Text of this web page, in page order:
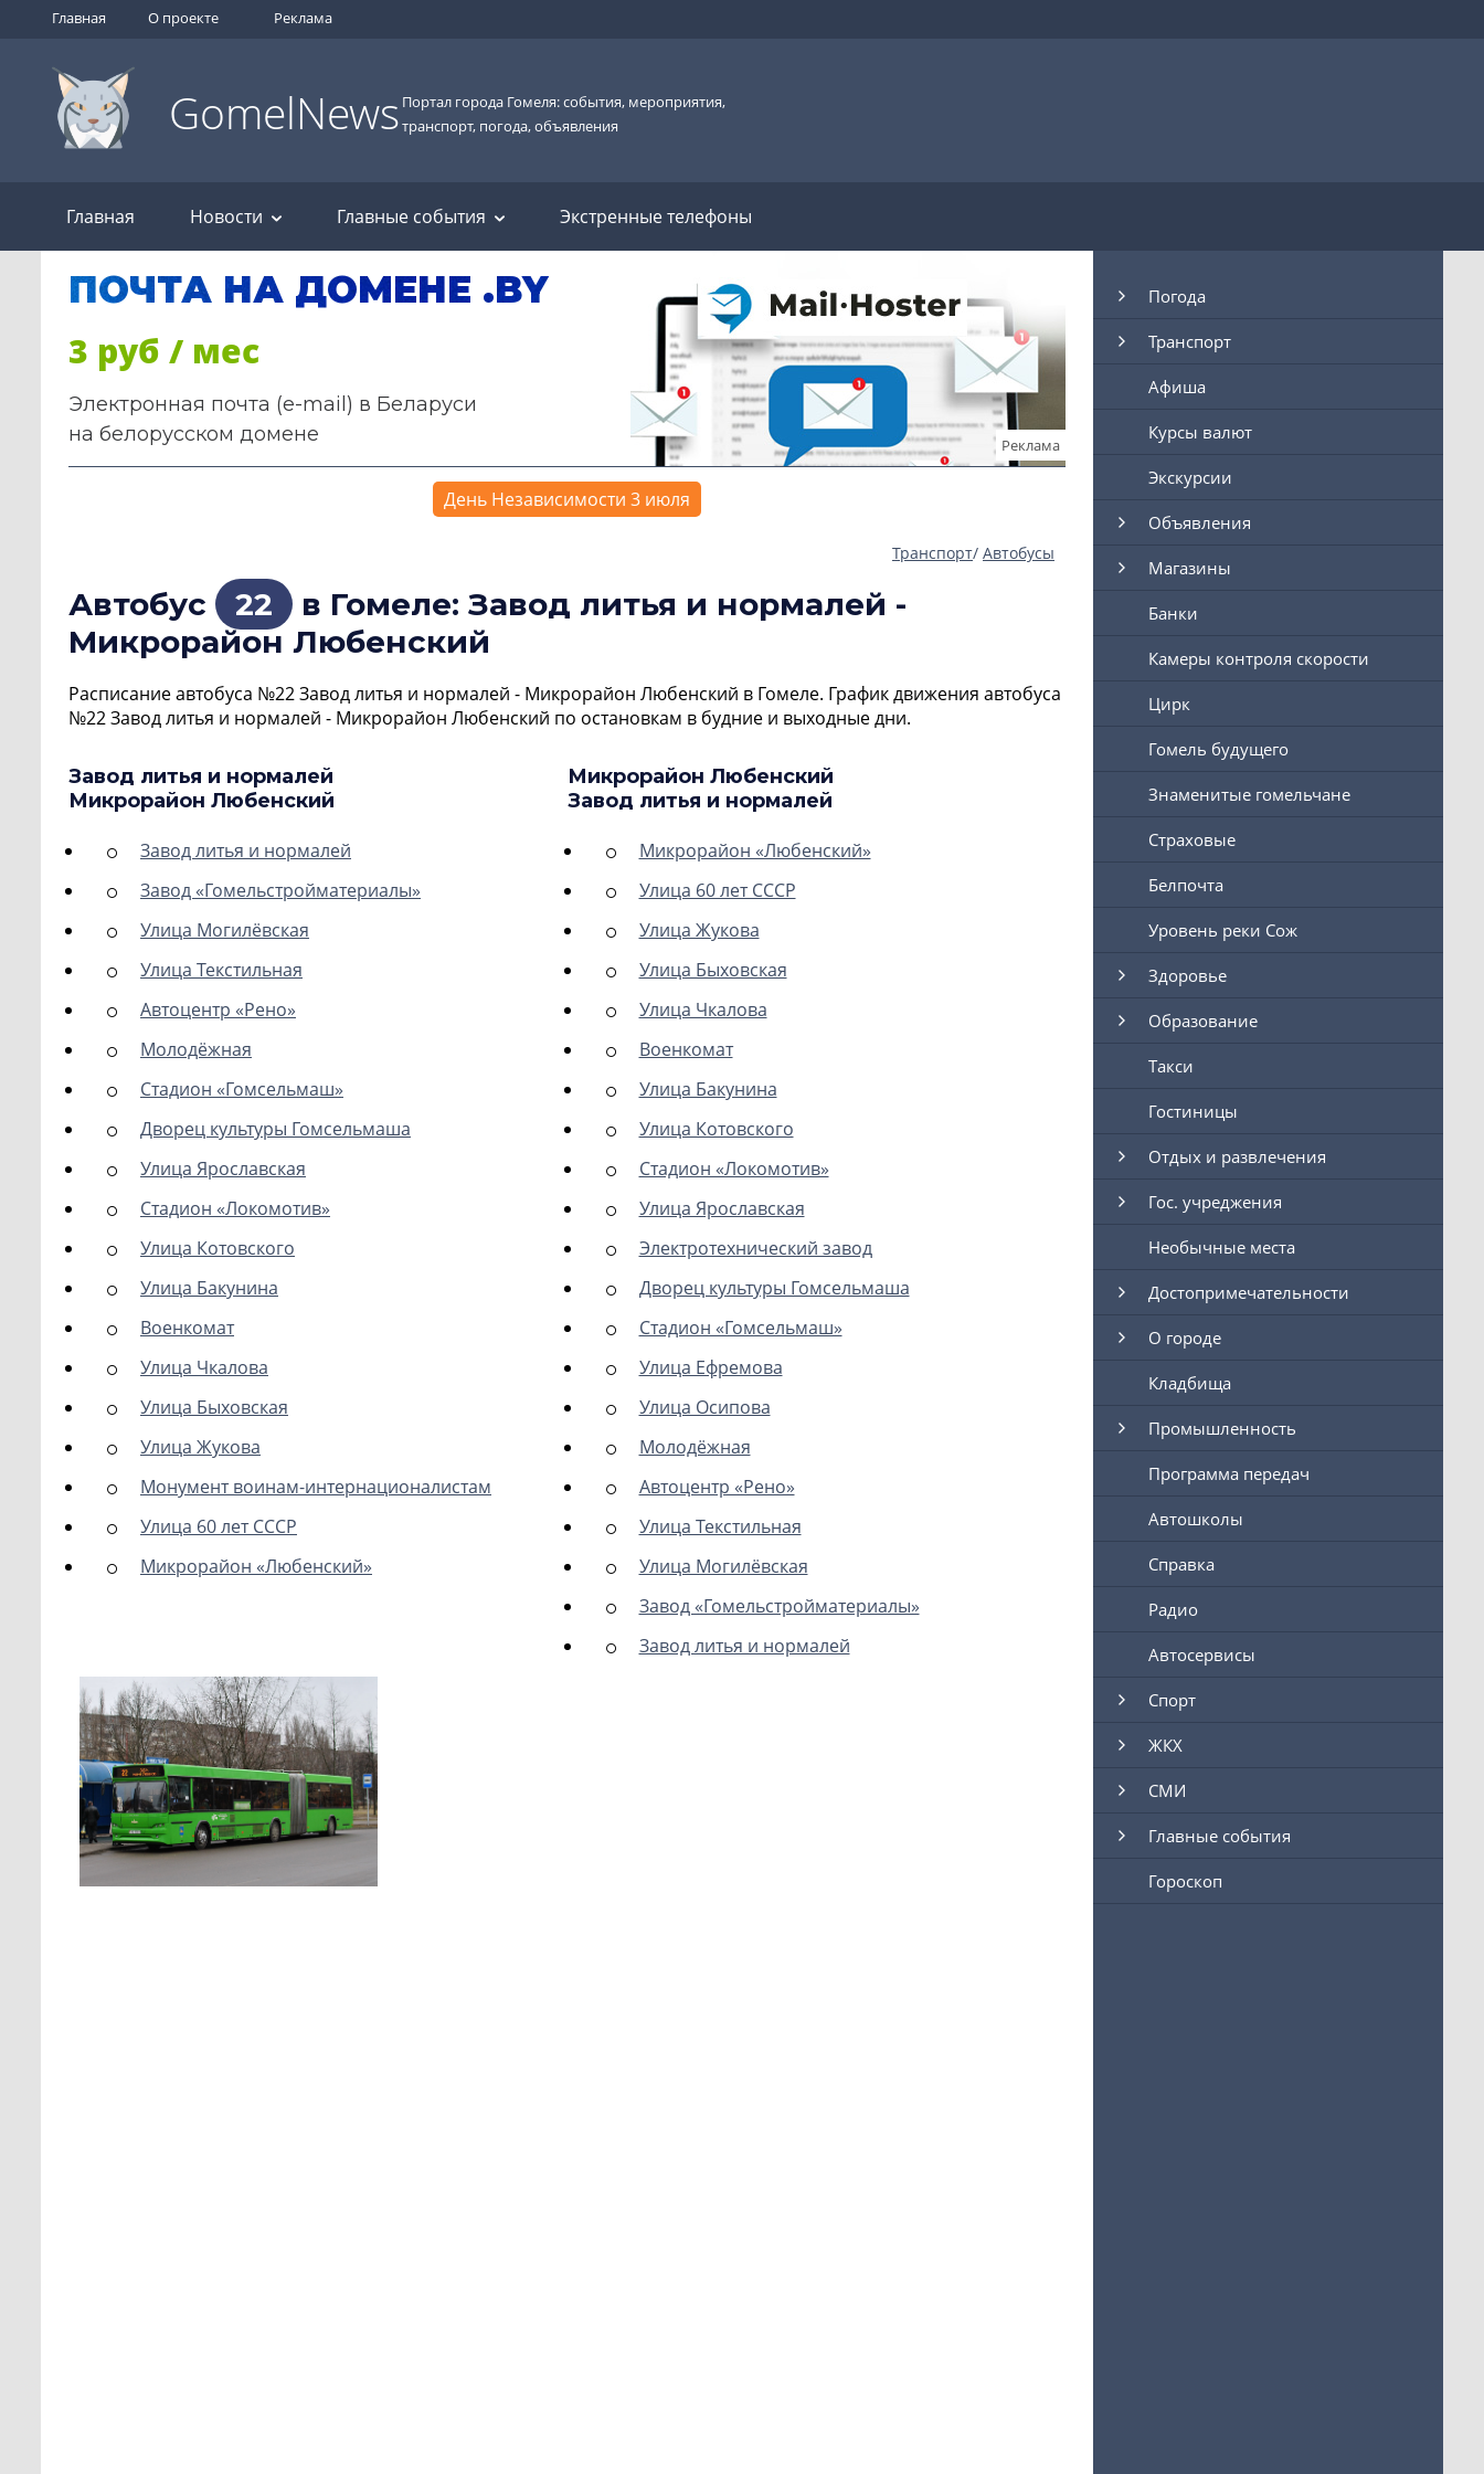
Главная О проекте Реклама
GomelNews Портал города Гомеля: события, мероприятия,
транспорт, погода, объявления
Главная Новости Главные события Экстренные телефоны
ПОЧТА НА ДОМЕНЕ .BY
3 руб / мес
Электронная почта (e-mail) в Беларуси
на белорусском домене
Реклама
День Независимости 3 июля
Транспорт/ Автобусы
Автобус 22
в Гомеле: Завод литья и нормалей -
Микрорайон Любенский
Расписание автобуса №22 Завод литья и нормалей - Микрорайон Любенский в Гомеле. График движения автобуса
№22 Завод литья и нормалей - Микрорайон Любенский по остановкам в будние и выходные дни.
Завод литья и нормалей
Микрорайон Любенский
Завод литья и нормалей
Завод «Гомельстройматериалы»
Улица Могилёвская
Улица Текстильная
Автоцентр «Рено»
Молодёжная
Стадион «Гомсельмаш»
Дворец культуры Гомсельмаша
Улица Ярославская
Стадион «Локомотив»
Улица Котовского
Улица Бакунина
Военкомат
Улица Чкалова
Улица Быховская
Улица Жукова
Монумент воинам-интернационалистам
Улица 60 лет СССР
Микрорайон «Любенский»
Микрорайон Любенский
Завод литья и нормалей
Микрорайон «Любенский»
Улица 60 лет СССР
Улица Жукова
Улица Быховская
Улица Чкалова
Военкомат
Улица Бакунина
Улица Котовского
Стадион «Локомотив»
Улица Ярославская
Электротехнический завод
Дворец культуры Гомсельмаша
Стадион «Гомсельмаш»
Улица Ефремова
Улица Осипова
Молодёжная
Автоцентр «Рено»
Улица Текстильная
Улица Могилёвская
Завод «Гомельстройматериалы»
Завод литья и нормалей
Погода
Транспорт
Афиша
Курсы валют
Экскурсии
Объявления
Магазины
Банки
Камеры контроля скорости
Цирк
Гомель будущего
Знаменитые гомельчане
Страховые
Белпочта
Уровень реки Сож
Здоровье
Образование
Такси
Гостиницы
Отдых и развлечения
Гос. учреджения
Необычные места
Достопримечательности
О городе
Кладбища
Промышленность
Программа передач
Автошколы
Справка
Радио
Автосервисы
Спорт
ЖКХ
СМИ
Главные события
Гороскоп